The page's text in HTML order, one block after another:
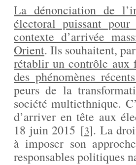
La dénonciation de
électoral puissant
contexte d’arrivée
Orient. Ils souhaitent,
rétablir un contrôle aux
des phénomènes
peurs de la
société multiethnique.
d’arriver en tête aux
18 juin 2015 [3]. La
à imposer son
responsables politiques